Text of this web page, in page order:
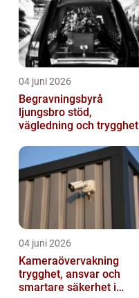
04 juni 2026
Begravningsbyrå
ljungsbro stöd,
vägledning och trygghet
04 juni 2026
Kameraövervakning
trygghet, ansvar och
smartare säkerhet i